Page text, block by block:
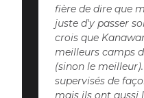
fière de dire que
juste d'y passer
crois que
meilleurs camps
(sinon le
supervisés de
mais ils ont aussi